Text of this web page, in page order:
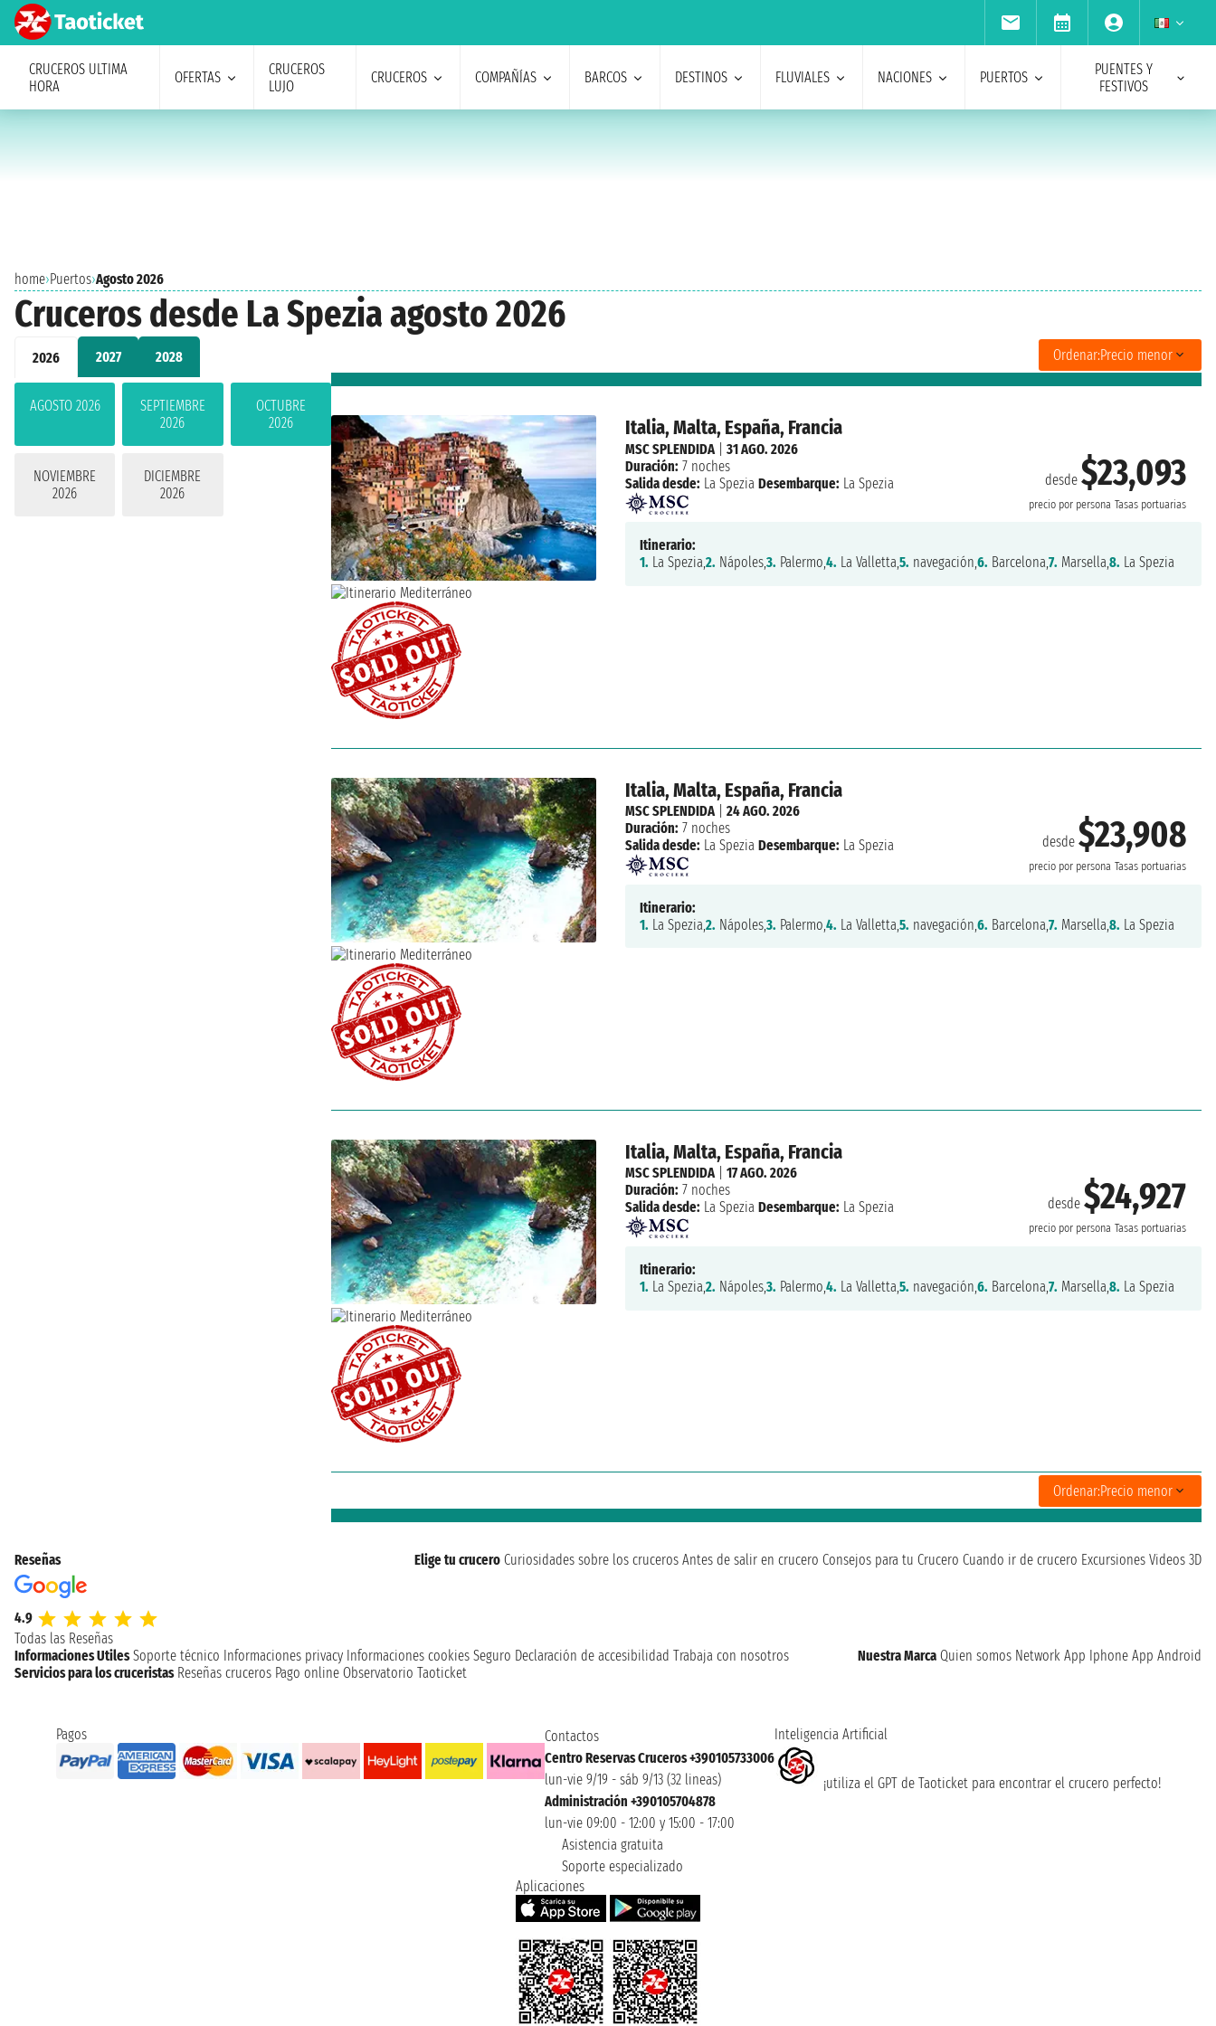
CRUCEROS ULTIMA
HORA
OFERTAS
CRUCEROS
LUJO
CRUCEROS COMPAÑÍAS BARCOS DESTINOS FLUVIALES NACIONES PUERTOS
PUENTES Y
FESTIVOS
home›Puertos›Agosto 2026
Cruceros desde La Spezia agosto 2026
2026 2027 2028
AGOSTO 2026
SEPTIEMBRE
2026
OCTUBRE
2026
NOVIEMBRE
2026
DICIEMBRE
2026
Ordenar:Precio menor
Italia, Malta, España, Francia
desde $23,093
precio por persona Tasas portuarias
MSC SPLENDIDA| 31 AGO. 2026
Duración: 7 noches
Salida desde: La Spezia Desembarque: La Spezia
Itinerario:
1. La Spezia,2. Nápoles,3. Palermo,4. La Valletta,5. navegación,6. Barcelona,7. Marsella,8. La Spezia
Italia, Malta, España, Francia
desde $23,908
precio por persona Tasas portuarias
MSC SPLENDIDA| 24 AGO. 2026
Duración: 7 noches
Salida desde: La Spezia Desembarque: La Spezia
Itinerario:
1. La Spezia, 2. Nápoles,3. Palermo, 4. La Valletta, 5. navegación, 6. Barcelona, 7. Marsella, 8. La Spezia
Italia, Malta, España, Francia
desde $24,927
precio por persona Tasas portuarias
MSC SPLENDIDA| 17 AGO. 2026
Duración: 7 noches
Salida desde: La Spezia Desembarque: La Spezia
Itinerario:
1. La Spezia,2. Nápoles,3. Palermo,4. La Valletta,5. navegación,6. Barcelona,7. Marsella,8. La Spezia
Ordenar:Precio menor
Reseñas
4.9
Todas las Reseñas
Elige tu crucero Curiosidades sobre los cruceros Antes de salir en crucero Consejos para tu Crucero Cuando ir de crucero Excursiones Videos 3D
Informaciones Utiles Soporte técnico Informaciones privacy Informaciones cookies Seguro Declaración de accesibilidad Trabaja con nosotros Nuestra Marca Quien somos Network App Iphone App Android
Servicios para los cruceristas Reseñas cruceros Pago online Observatorio Taoticket
Pagos
Contactos
Centro Reservas Cruceros +390105733006
lun-vie 9/19 - sáb 9/13 (32 lineas)
Administración +390105704878
lun-vie 09:00 - 12:00 y 15:00 - 17:00
Asistencia gratuita
Soporte especializado
Inteligencia Artificial
¡utiliza el GPT de Taoticket para encontrar el crucero perfecto!
Aplicaciones